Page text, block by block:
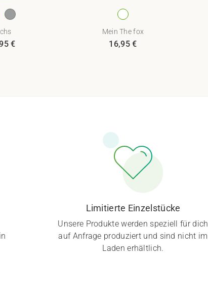
€
Mein The fox
16,95€
Limitierte Einzelstücke
Unsere Produkte werden speziell für dich
auf Anfrage produziert und sind nicht im
Laden erhältlich.